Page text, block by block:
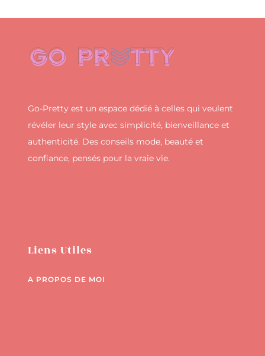
Go-Pretty est un espace dédié à celles qui veulent
révéler leur style avec simplicité, bienveillance et
authenticité. Des conseils mode, beauté et
confiance, pensés pour la vraie vie.
Liens Utiles
A PROPOS DE MOI